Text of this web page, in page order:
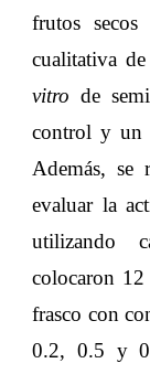
frutos
cualitativa
vitro de
control y un
Además, se
evaluar la
utilizando
colocaron 12
frasco con
0.2, 0.5 y